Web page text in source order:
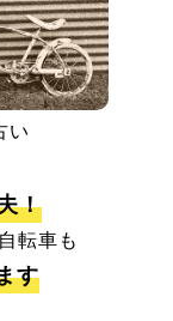
い
！
転車も
す